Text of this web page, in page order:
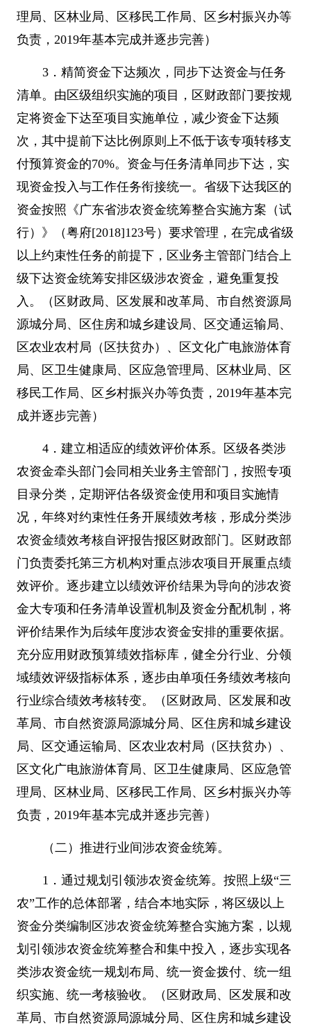
理局、区林业局、区移民工作局、区乡村振兴办等
负责， 2019年基本完成并逐步完善）
3．精简资金下达频次，同步下达资金与任务
清单。由区级组织实施的项目，区财政部门要按规
定将资金下达至项目实施单位，减少资金下达频
次，其中提前下达比例原则上不低于该专项转移支
付预算资金的70%。资金与任务清单同步下达，实
现资金投入与工作任务衔接统一。省级下达我区的
资金按照《广东省涉农资金统筹整合实施方案（试
行）》（粤府[2018]123号）要求管理，在完成省级
以上约束性任务的前提下，区业务主管部门结合上
级下达资金统筹安排区级涉农资金，避免重复投
入。（区财政局、区发展和改革局、市自然资源局
源城分局、区住房和城乡建设局、区交通运输局、
区农业农村局（区扶贫办）、区文化广电旅游体育
局、区卫生健康局、区应急管理局、区林业局、区
移民工作局、区乡村振兴办等负责， 2019年基本完
成并逐步完善）
4．建立相适应的绩效评价体系。区级各类涉
农资金牵头部门会同相关业务主管部门，按照专项
目录分类，定期评估各级资金使用和项目实施情
况，年终对约束性任务开展绩效考核，形成分类涉
农资金绩效考核自评报告报区财政部门。区财政部
门负责委托第三方机构对重点涉农项目开展重点绩
效评价。逐步建立以绩效评价结果为导向的涉农资
金大专项和任务清单设置机制及资金分配机制，将
评价结果作为后续年度涉农资金安排的重要依据。
充分应用财政预算绩效指标库，健全分行业、分领
域绩效评级指标体系，逐步由单项任务绩效考核向
行业综合绩效考核转变。（区财政局、区发展和改
革局、市自然资源局源城分局、区住房和城乡建设
局、区交通运输局、区农业农村局（区扶贫办）、
区文化广电旅游体育局、区卫生健康局、区应急管
理局、区林业局、区移民工作局、区乡村振兴办等
负责， 2019年基本完成并逐步完善）
（二）推进行业间涉农资金统筹。
1 ．通过规划引领涉农资金统筹。按照上级“三
农”工作的总体部署，结合本地实际，将区级以上
资金分类编制区涉农资金统筹整合实施方案，以规
划引领涉农资金统筹整合和集中投入，逐步实现各
类涉农资金统一规划布局、统一资金拨付、统一组
织实施、统一考核验收。（区财政局、区发展和改
革局、市自然资源局源城分局、区住房和城乡建设